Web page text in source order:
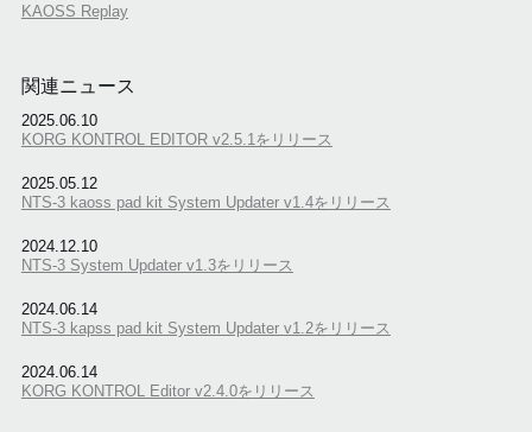
KAOSS Replay
関連ニュース
2025.06.10
KORG KONTROL EDITOR v2.5.1をリリース
2025.05.12
NTS-3 kaoss pad kit System Updater v1.4をリリース
2024.12.10
NTS-3 System Updater v1.3をリリース
2024.06.14
NTS-3 kapss pad kit System Updater v1.2をリリース
2024.06.14
KORG KONTROL Editor v2.4.0をリリース